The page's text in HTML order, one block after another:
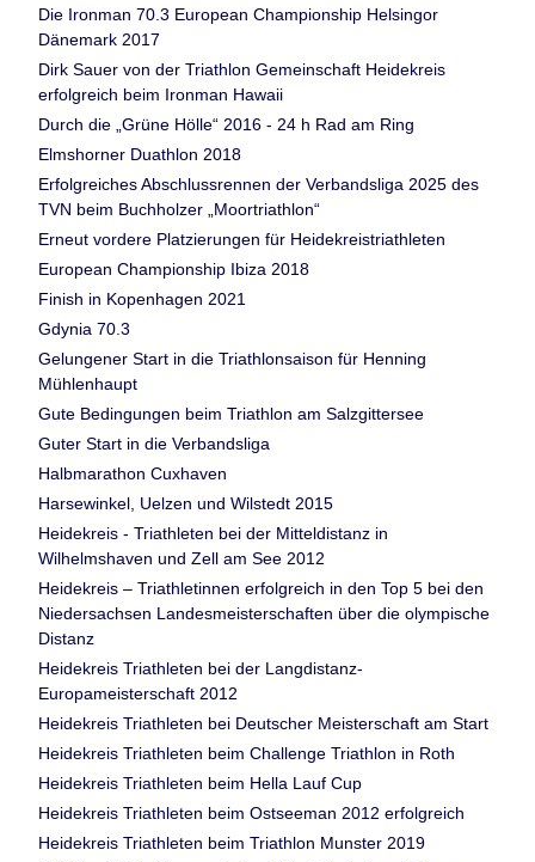
Die Ironman 70.3 European Championship Helsingor
Dänemark 2017
Dirk Sauer von der Triathlon Gemeinschaft Heidekreis
erfolgreich beim Ironman Hawaii
Durch die „Grüne Hölle“ 2016 - 24 h Rad am Ring
Elmshorner Duathlon 2018
Erfolgreiches Abschlussrennen der Verbandsliga 2025 des
TVN beim Buchholzer „Moortriathlon“
Erneut vordere Platzierungen für Heidekreistriathleten
European Championship Ibiza 2018
Finish in Kopenhagen 2021
Gdynia 70.3
Gelungener Start in die Triathlonsaison für Henning
Mühlenhaupt
Gute Bedingungen beim Triathlon am Salzgittersee
Guter Start in die Verbandsliga
Halbmarathon Cuxhaven
Harsewinkel, Uelzen und Wilstedt 2015
Heidekreis - Triathleten bei der Mitteldistanz in
Wilhelmshaven und Zell am See 2012
Heidekreis – Triathletinnen erfolgreich in den Top 5 bei den
Niedersachsen Landesmeisterschaften über die olympische
Distanz
Heidekreis Triathleten bei der Langdistanz-
Europameisterschaft 2012
Heidekreis Triathleten bei Deutscher Meisterschaft am Start
Heidekreis Triathleten beim Challenge Triathlon in Roth
Heidekreis Triathleten beim Hella Lauf Cup
Heidekreis Triathleten beim Ostseeman 2012 erfolgreich
Heidekreis Triathleten beim Triathlon Munster 2019